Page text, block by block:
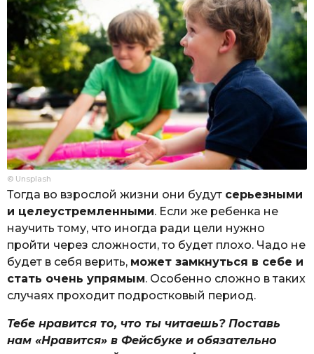
© Unsplash
Тогда во взрослой жизни они будут серьезными
и целеустремленными. Если же ребенка не
научить тому, что иногда ради цели нужно
пройти через сложности, то будет плохо. Чадо не
будет в себя верить, может замкнуться в себе и
стать очень упрямым. Особенно сложно в таких
случаях проходит подростковый период.
Тебе нравится то, что ты читаешь? Поставь
нам «Нравится» в Фейсбуке и обязательно